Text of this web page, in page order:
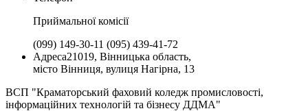
Приймальної комiсії
(099) 149-30-11 (095) 439-41-72
Адреса21019, Вінницька область,
місто Вінниця, вулиця Нагірна, 13
ВСП "Краматорський фаховий коледж промисловості,
інформаційних технологій та бізнесу ДДМА"